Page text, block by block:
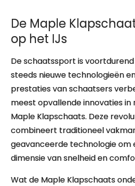
De Maple
op het IJs
De schaatssport is
steeds nieuwe technologieën
prestaties van schaatsers
meest opvallende innovaties in
Maple Klapschaats. Deze
combineert traditioneel
geavanceerde technologie om
dimensie van snelheid en
Wat de Maple Klapschaats